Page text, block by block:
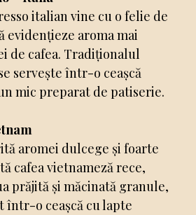
italian vine cu o felie de
evidențieze aroma mai
de cafea. Tradiționalul
servește într-o ceașcă
mic preparat de patiserie.
aromei dulcege și foarte
cafea vietnameză rece,
prăjită și măcinată granule,
într-o ceașcă cu lapte